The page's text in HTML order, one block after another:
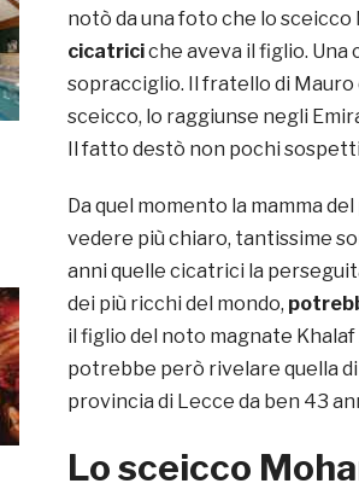
notò da una foto che lo
cicatriciche aveva il figlio. Una
sopracciglio. Il fratello di
sceicco, lo raggiunse negli
Il fatto destò non pochi
Da quel momento la mamma
vedere più chiaro, tantissime
anni quelle cicatrici la
dei più ricchi del mondo,
il figlio del noto magnate
potrebbe però rivelare quella di
provincia di Lecce da ben 43
Lo sceicco